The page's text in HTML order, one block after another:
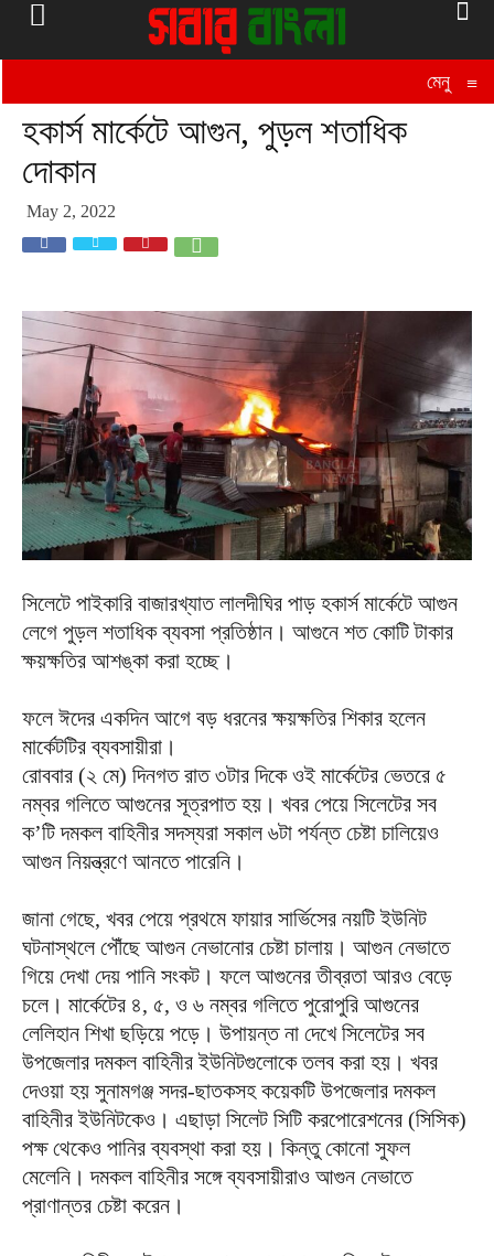
মেনু ≡
হকার্স মার্কেটে আগুন, পুড়ল শতাধিক
দোকান
May 2, 2022
সিলেটে পাইকারি বাজারখ্যাত লালদীঘির পাড় হকার্স মার্কেটে আগুন
লেগে পুড়ল শতাধিক ব্যবসা প্রতিষ্ঠান। আগুনে শত কোটি টাকার
ক্ষয়ক্ষতির আশঙ্কা করা হচ্ছে।
ফলে ঈদের একদিন আগে বড় ধরনের ক্ষয়ক্ষতির শিকার হলেন
মার্কেটটির ব্যবসায়ীরা।
রোববার (২ মে) দিনগত রাত ৩টার দিকে ওই মার্কেটের ভেতরে ৫
নম্বর গলিতে আগুনের সূত্রপাত হয়। খবর পেয়ে সিলেটের সব
ক’টি দমকল বাহিনীর সদস্যরা সকাল ৬টা পর্যন্ত চেষ্টা চালিয়েও
আগুন নিয়ন্ত্রণে আনতে পারেনি।
জানা গেছে, খবর পেয়ে প্রথমে ফায়ার সার্ভিসের নয়টি ইউনিট
ঘটনাস্থলে পৌঁছে আগুন নেভানোর চেষ্টা চালায়। আগুন নেভাতে
গিয়ে দেখা দেয় পানি সংকট। ফলে আগুনের তীব্রতা আরও বেড়ে
চলে। মার্কেটের ৪, ৫, ও ৬ নম্বর গলিতে পুরোপুরি আগুনের
লেলিহান শিখা ছড়িয়ে পড়ে। উপায়ন্ত না দেখে সিলেটের সব
উপজেলার দমকল বাহিনীর ইউনিটগুলোকে তলব করা হয়। খবর
দেওয়া হয় সুনামগঞ্জ সদর-ছাতকসহ কয়েকটি উপজেলার দমকল
বাহিনীর ইউনিটকেও। এছাড়া সিলেট সিটি করপোরেশনের (সিসিক)
পক্ষ থেকেও পানির ব্যবস্থা করা হয়। কিন্তু কোনো সুফল
মেলেনি। দমকল বাহিনীর সঙ্গে ব্যবসায়ীরাও আগুন নেভাতে
প্রাণান্তর চেষ্টা করেন।